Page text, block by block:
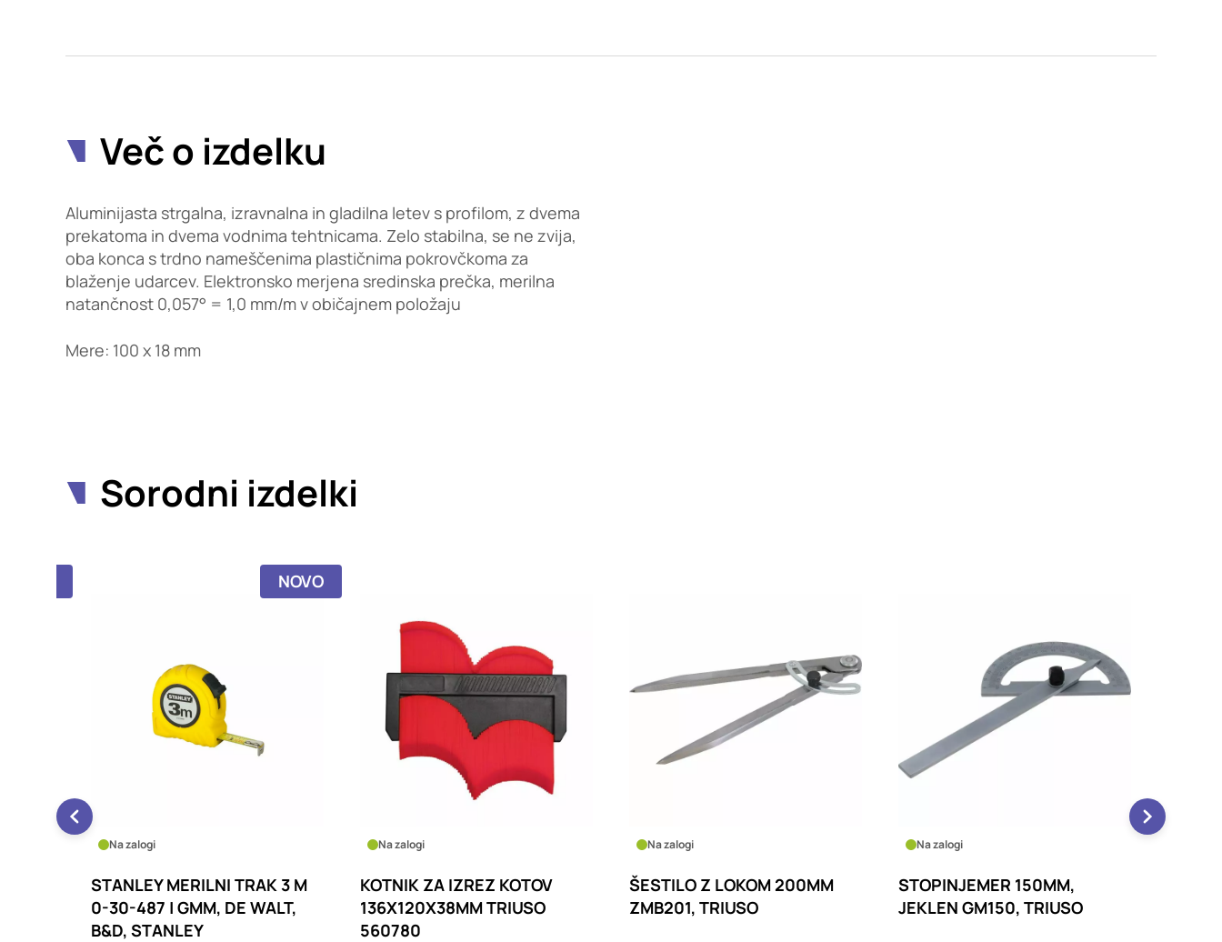
Več o izdelku
Aluminijasta strgalna, izravnalna in gladilna letev s profilom, z dvema
prekatoma in dvema vodnima tehtnicama. Zelo stabilna, se ne zvija,
oba konca s trdno nameščenima plastičnima pokrovčkoma za
blaženje udarcev. Elektronsko merjena sredinska prečka, merilna
natančnost 0,057° = 1,0 mm/m v običajnem položaju
Mere: 100 x 18 mm
Sorodni izdelki
NOVO
Na zalogi
STANLEY MERILNI TRAK 3 M
0-30-487 | GMM, DE WALT,
B&D, STANLEY
Na zalogi
KOTNIK ZA IZREZ KOTOV
136X120X38MM TRIUSO
560780
Na zalogi
ŠESTILO Z LOKOM 200MM
ZMB201, TRIUSO
Na zalogi
STOPINJEMER 150MM,
JEKLEN GM150, TRIUSO